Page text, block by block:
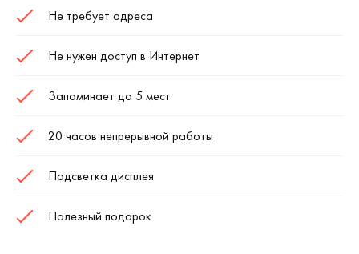
Не требует адреса
Не нужен доступ в Интернет
Запоминает до 5 мест
20 часов непрерывной работы
Подсветка дисплея
Полезный подарок